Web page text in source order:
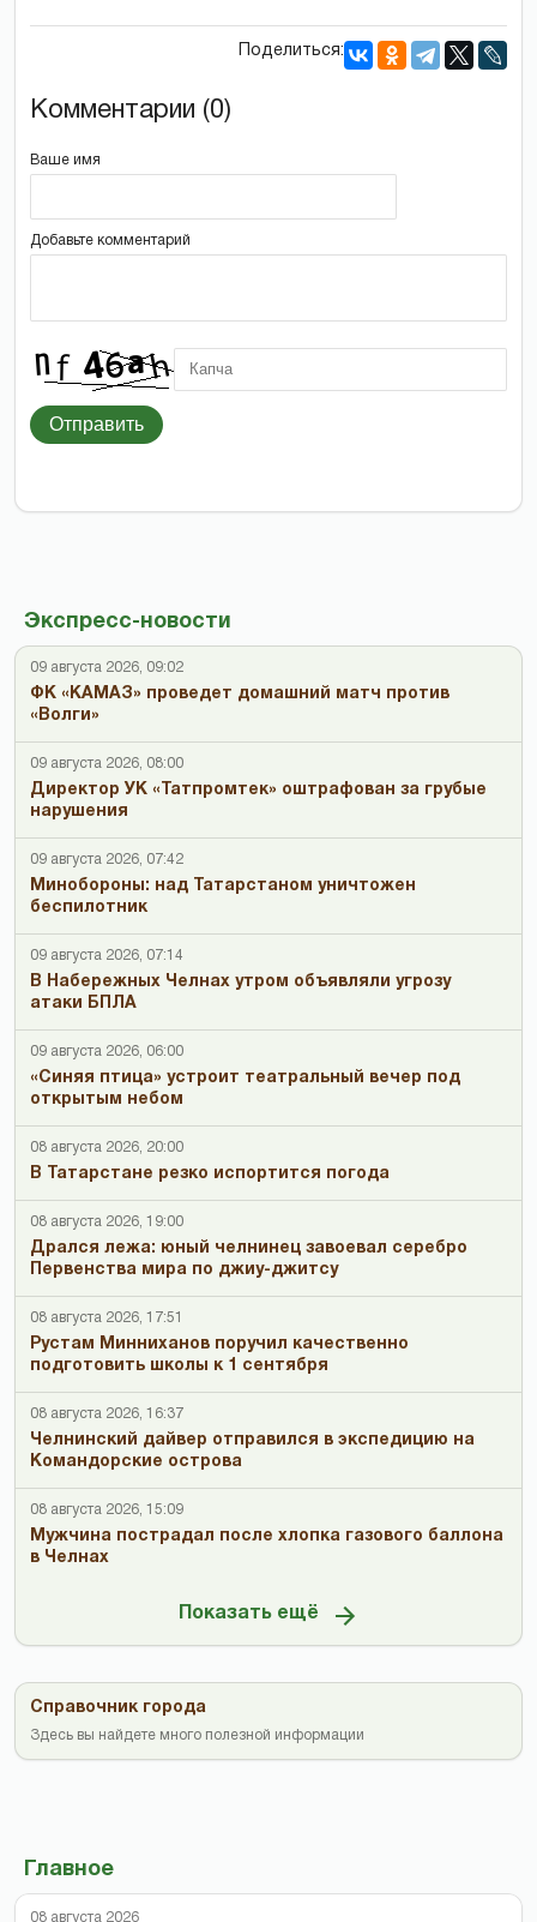
Экспресс-новости
09 августа 2026, 09:02
ФК «КАМАЗ» проведет домашний матч против
«Волги»
09 августа 2026, 08:00
Директор УК «Татпромтек» оштрафован за грубые
нарушения
09 августа 2026, 07:42
Минобороны: над Татарстаном уничтожен
беспилотник
09 августа 2026, 07:14
В Набережных Челнах утром объявляли угрозу
атаки БПЛА
09 августа 2026, 06:00
«Синяя птица» устроит театральный вечер под
открытым небом
08 августа 2026, 20:00
В Татарстане резко испортится погода
08 августа 2026, 19:00
Дрался лежа: юный челнинец завоевал серебро
Первенства мира по джиу-джитсу
08 августа 2026, 17:51
Рустам Минниханов поручил качественно
подготовить школы к 1 сентября
08 августа 2026, 16:37
Челнинский дайвер отправился в экспедицию на
Командорские острова
08 августа 2026, 15:09
Мужчина пострадал после хлопка газового баллона
в Челнах
Показать ещё
Справочник города
Здесь вы найдете много полезной информации
Главное
08 августа 2026
Поделиться:
Комментарии (0)
Ваше имя
Добавьте комментарий
Отправить